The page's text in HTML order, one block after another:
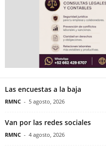
Las encuestas a la baja
RMNC - 5 agosto, 2026
Van por las redes sociales
RMNC - 4 agosto, 2026